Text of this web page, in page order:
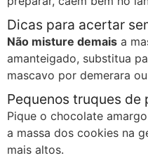
Dicas para acertar
Não misture demais a
amanteigado, substitua
mascavo por demerara ou
Pequenos truques de
Pique o chocolate
a massa dos cookies na
mais altos.